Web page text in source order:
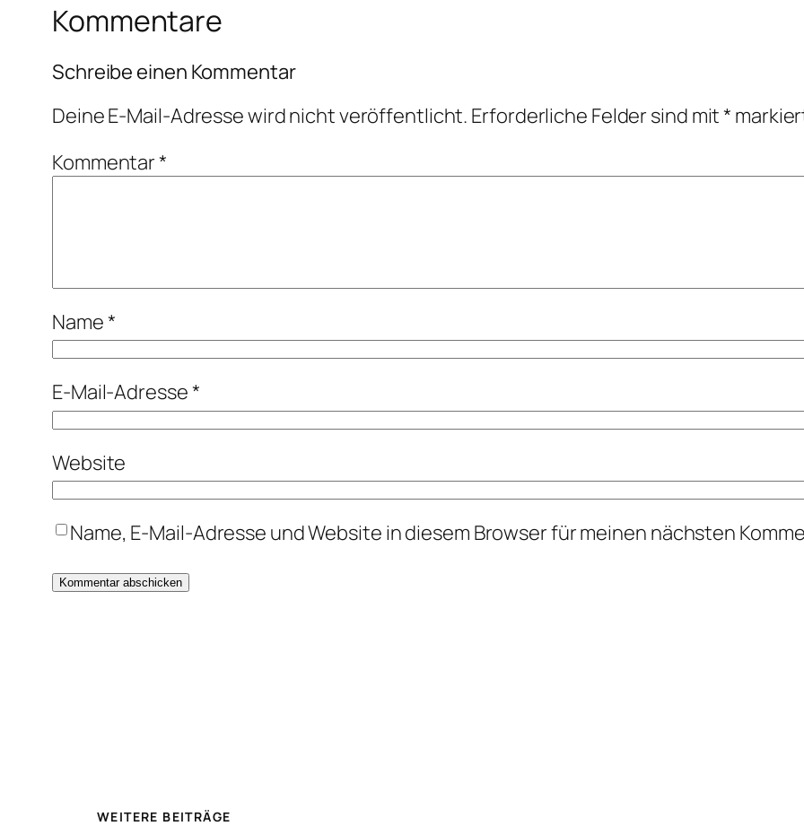
Kommentare
Schreibe einen Kommentar
Deine E-Mail-Adresse wird nicht veröffentlicht. Erforderliche Felder sind mit*
Kommentar*
Name*
E-Mail-Adresse*
Website
Name, E-Mail-Adresse und Website in diesem Browser für meinen nächsten
WEITERE BEITRÄGE